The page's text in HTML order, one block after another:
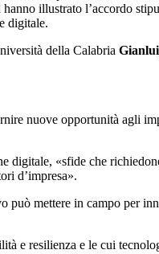
illustrato l’accordo
digitale.
della Calabria
nuove opportunità agli
digitale, «sfide che
d’impresa».
può mettere in campo per
e resilienza e le cui